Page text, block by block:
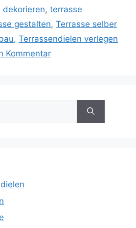
dekorieren, terrasse
gestalten, Terrasse selber
, Terrassendielen verlegen
Kommentar